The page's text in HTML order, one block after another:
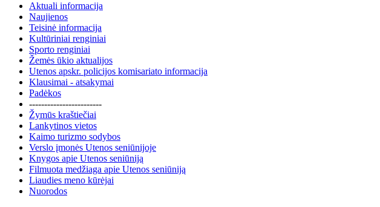
Aktuali informacija
Naujienos
Teisinė informacija
Kultūriniai renginiai
Sporto renginiai
Žemės ūkio aktualijos
Utenos apskr. policijos komisariato informacija
Klausimai - atsakymai
Padėkos
------------------------
Žymūs kraštiečiai
Lankytinos vietos
Kaimo turizmo sodybos
Verslo įmonės Utenos seniūnijoje
Knygos apie Utenos seniūniją
Filmuota medžiaga apie Utenos seniūniją
Liaudies meno kūrėjai
Nuorodos